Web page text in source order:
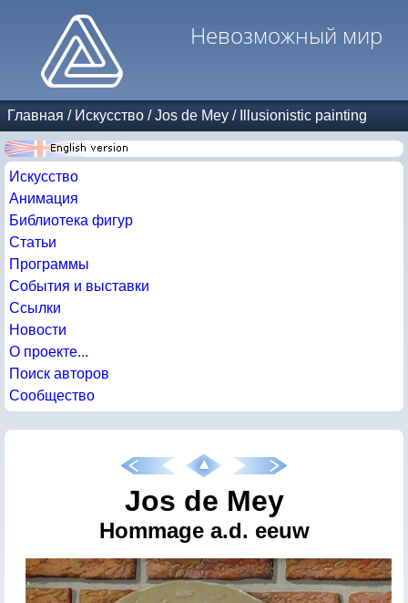
Невозможный мир
Главная / Искусство /Jos de Mey / Illusionistic painting
Искусство
Анимация
Библиотека фигур
Статьи
Программы
События и выставки
Ссылки
Новости
О проекте...
Поиск авторов
Сообщество
Jos de Mey
Hommage a.d. eeuw